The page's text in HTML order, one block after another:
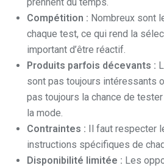
Compétition : Nombreux sont
chaque test, ce qui rend la
important d’être réactif.
Produits parfois décevants :
sont pas toujours intéressants
pas toujours la chance de
la mode.
Contraintes : Il faut respecter
instructions spécifiques de
Disponibilité limitée : Les